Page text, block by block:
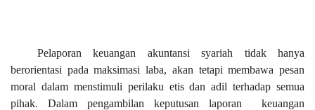
Pelaporan keuangan akuntansi syariah tidak hanya
berorientasi pada maksimasi laba, akan tetapi membawa pesan
moral dalam menstimuli perilaku etis dan adil terhadap semua
pihak. Dalam pengambilan keputusan laporan
keuangan